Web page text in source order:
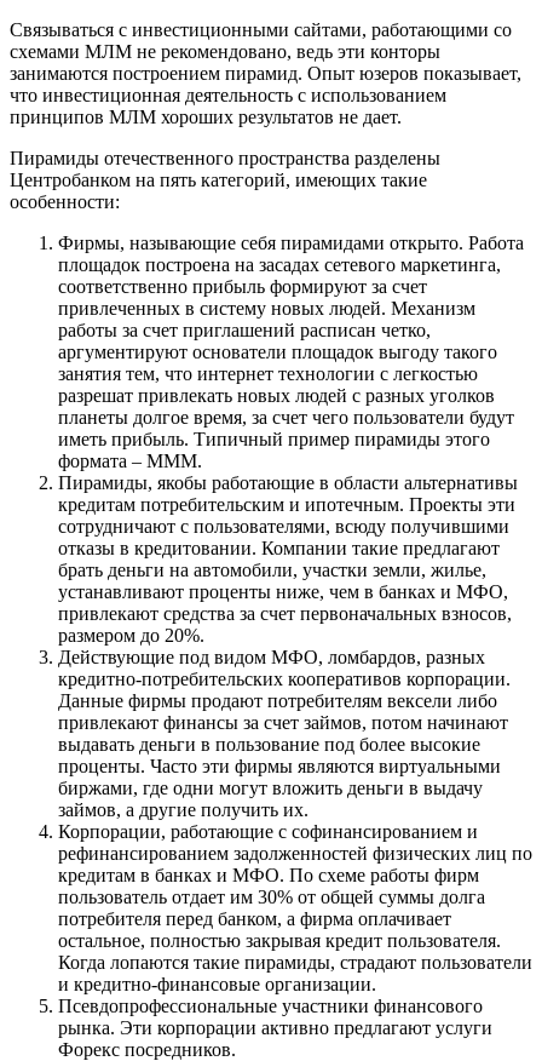
Связываться с инвестиционными сайтами, работающими со
схемами МЛМ не рекомендовано, ведь эти конторы
занимаются построением пирамид. Опыт юзеров показывает,
что инвестиционная деятельность с использованием
принципов МЛМ хороших результатов не дает.
Пирамиды отечественного пространства разделены
Центробанком на пять категорий, имеющих такие
особенности:
Фирмы, называющие себя пирамидами открыто. Работа
площадок построена на засадах сетевого маркетинга,
соответственно прибыль формируют за счет
привлеченных в систему новых людей. Механизм
работы за счет приглашений расписан четко,
аргументируют основатели площадок выгоду такого
занятия тем, что интернет технологии с легкостью
разрешат привлекать новых людей с разных уголков
планеты долгое время, за счет чего пользователи будут
иметь прибыль. Типичный пример пирамиды этого
формата – МММ.
Пирамиды, якобы работающие в области альтернативы
кредитам потребительским и ипотечным. Проекты эти
сотрудничают с пользователями, всюду получившими
отказы в кредитовании. Компании такие предлагают
брать деньги на автомобили, участки земли, жилье,
устанавливают проценты ниже, чем в банках и МФО,
привлекают средства за счет первоначальных взносов,
размером до 20%.
Действующие под видом МФО, ломбардов, разных
кредитно-потребительских кооперативов корпорации.
Данные фирмы продают потребителям вексели либо
привлекают финансы за счет займов, потом начинают
выдавать деньги в пользование под более высокие
проценты. Часто эти фирмы являются виртуальными
биржами, где одни могут вложить деньги в выдачу
займов, а другие получить их.
Корпорации, работающие с софинансированием и
рефинансированием задолженностей физических лиц по
кредитам в банках и МФО. По схеме работы фирм
пользователь отдает им 30% от общей суммы долга
потребителя перед банком, а фирма оплачивает
остальное, полностью закрывая кредит пользователя.
Когда лопаются такие пирамиды, страдают пользователи
и кредитно-финансовые организации.
Псевдопрофессиональные участники финансового
рынка. Эти корпорации активно предлагают услуги
Форекс посредников.